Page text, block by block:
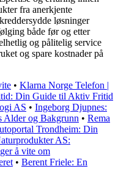
fra anerkjente
løsninger
både før og etter
og pålitelig service
og spare kostnader på
• Klarna Norge Telefon |
Din Guide til Aktiv Fritid
AS • Ingeborg Djupnes:
Alder og Bakgrunn • Rema
Trondheim: Din
AS:
å vite om
• Berent Friele: En